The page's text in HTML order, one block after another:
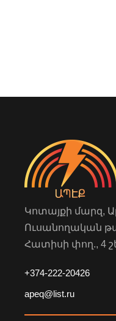
Կոտայքի մարզ,
Ուսանողական
Հատիսի փող., 4
+374-222-20426
apeq@list.ru